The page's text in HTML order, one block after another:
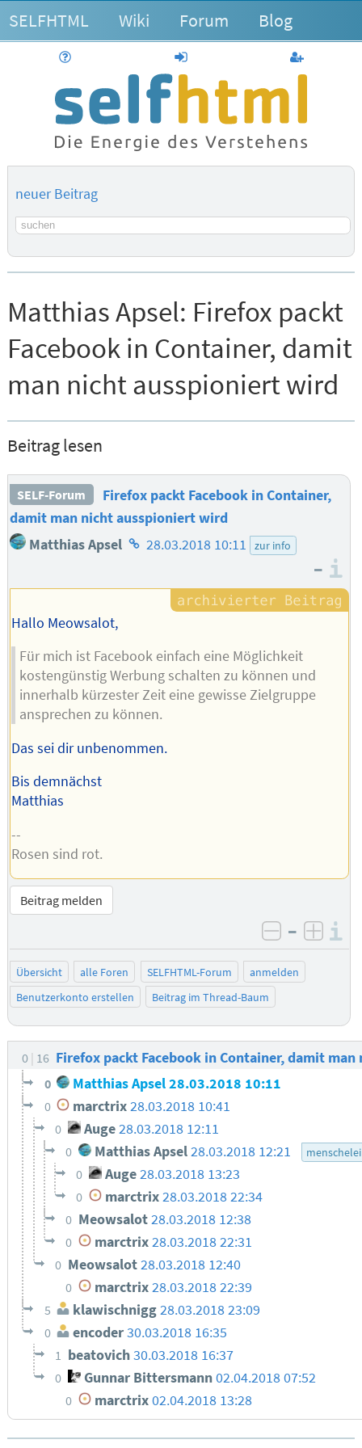
SELFHTML Wiki Forum Blog
anmelden
neuer Beitrag
Suchbegriff
Matthias Apsel: Firefox packt
Facebook in Container, damit
man nicht ausspioniert wird
Beitrag lesen
SELF-Forum
Firefox packt Facebook in Container,
damit man nicht ausspioniert wird
Matthias Apsel Homepage
Autors
28.03.2018 10:11 zur info
–
Hallo Meowsalot,
Für mich ist Facebook einfach eine Möglichkeit
kostengünstig Werbung schalten zu können und
innerhalb kürzester Zeit eine gewisse Zielgruppe
ansprechen zu können.
Das sei dir unbenommen.
Bis demnächst
Matthias
--
Rosen sind rot.
Beitrag melden
negativ
–
Übersicht alle Foren SELFHTML-Forum
anmelden
Benutzerkonto erstellen
Beitrag im Thread-Baum
0 16 Firefox packt Facebook in Container, damit
0 Matthias Apsel28.03.2018 10:11
0 marctrix28.03.2018 10:41
0 Auge 28.03.2018 12:11
0 Matthias Apsel28.03.2018 12:21 menschelei
0 Auge28.03.2018 13:23
0 marctrix28.03.2018 22:34
0 Meowsalot28.03.2018 12:38
0 marctrix28.03.2018 22:31
0 Meowsalot28.03.2018 12:40
0 marctrix28.03.2018 22:39
5 klawischnigg28.03.2018 23:09
0 encoder30.03.2018 16:35
1 beatovich30.03.2018 16:37
0 Gunnar Bittersmann 02.04.2018 07:52
0 marctrix02.04.2018 13:28